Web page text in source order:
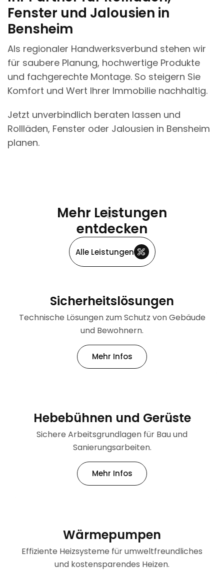
Fenster und Jalousien in
Bensheim
Als regionaler Handwerksverbund stehen wir
für saubere Planung, hochwertige Produkte
und fachgerechte Montage. So steigern Sie
Komfort und Wert Ihrer Immobilie nachhaltig.
Jetzt unverbindlich beraten lassen und
Rollläden, Fenster oder Jalousien in Bensheim
planen.
Mehr Leistungen
entdecken
Alle Leistungen
Sicherheitslösungen
Technische Lösungen zum Schutz von Gebäude
und Bewohnern.
Mehr Infos
Hebebühnen und Gerüste
Sichere Arbeitsgrundlagen für Bau und
Sanierungsarbeiten.
Mehr Infos
Wärmepumpen
Effiziente Heizsysteme für umweltfreundliches
und kostensparendes Heizen.